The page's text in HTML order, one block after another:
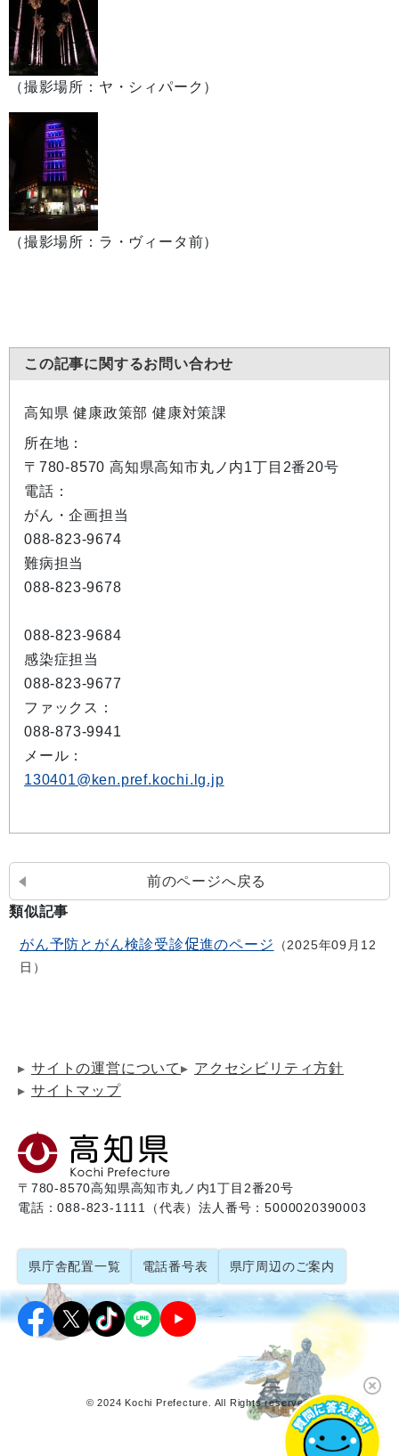
（撮影場所：ヤ・シィパーク）
（撮影場所：ラ・ヴィータ前）
この記事に関するお問い合わせ
高知県 健康政策部 健康対策課
所在地：
〒780-8570 高知県高知市丸ノ内1丁目2番20号
電話：
がん・企画担当
088-823-9674
難病担当
088-823-9678
088-823-9684
感染症担当
088-823-9677
ファックス：
088-873-9941
メール：
130401@ken.pref.kochi.lg.jp
前のページへ戻る
類似記事
がん予防とがん検診受診促進のページ
2025年09月12
日
サイトの運営について
アクセシビリティ方針
サイトマップ
〒780-8570高知県高知市丸ノ内1丁目2番20号
電話：088-823-1111（代表）法人番号：5000020390003
県庁舎配置一覧 電話番号表 県庁周辺のご案内
© 2024 Kochi Prefecture. All Rights reserved.